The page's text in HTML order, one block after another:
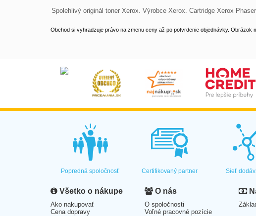
Spolehlivý originál toner Xerox. Výrobce Xerox. Cartridge Xerox
Obchod si vyhradzuje právo na zmenu ceny až po potvrdenie objednávky. Obrázok
Popredná spoločnosť Certifikovaný partner Sieť
Všetko o nákupe
Ako nakupovať
Cena dopravy
O nás
O spoločnosti
Voľné pracovné pozície